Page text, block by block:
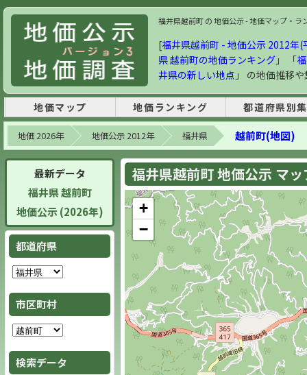
福井県越前町 の 地価公示 - 地価マップ・ラ
[福井県越前町 - 地価公示 2012年(
県 越前町の地価ランキング 」 「
井県の新しい地点 」 の地価推移
地価マップ 地価ランキング 都道府県別
地価 2026年 地価公示 2012年 福井県 越前町(地図)
最新データ
福井県 越前町
地価公示 (2026年)
都道府県
市区町村
検索データ
福井県越前町 地価公示 マ
+
−